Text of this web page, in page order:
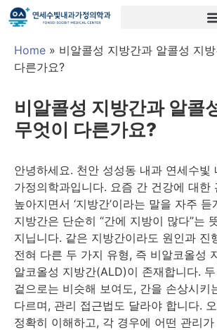
Home » 비알콜성 지방간과 알콜성 지
다른가요?
비알콜성 지방간과 알콜
무엇이 다른가요?
안녕하세요. 천안 성성동 내과 연세수빛
가정의학과입니다. 요즘 간 건강에 대한
높아지면서 ‘지방간’이라는 말을 자주
지방간은 단순히 “간에 지방이 많다”는
지닙니다. 같은 지방간이라도 원인과 진
전혀 다른 두 가지 유형, 즉 비알코올성
알코올성 지방간(ALD)이 존재합니다.
겉으로는 비슷해 보여도, 간을 손상시키
다르며, 관리 접근법도 달라야 합니다.
정확히 이해하고, 각 경우에 어떤 관리